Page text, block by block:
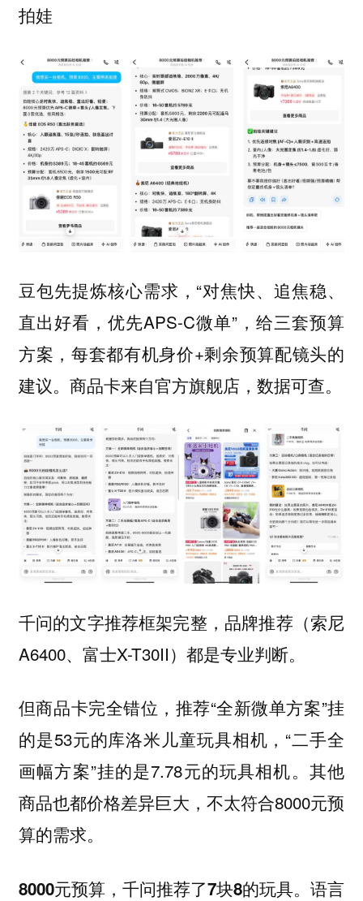
拍娃
豆包先提炼核心需求，“对焦快、追焦稳、
直出好看，优先APS-C微单”，给三套预算
方案，每套都有机身价+剩余预算配镜头的
建议。商品卡来自官方旗舰店，数据可查。
千问的文字推荐框架完整，品牌推荐（索尼
A6400、富士X-T30II）都是专业判断。
但商品卡完全错位， 推荐“全新微单方案”挂
的是53元的库洛米儿童玩具相机，“二手全
画幅方案”挂的是7.78元的玩具相机。其他
商品也都价格差异巨大，不太符合8000元预
算的需求。
8000元预算，千问推荐了7块8的玩具。语言